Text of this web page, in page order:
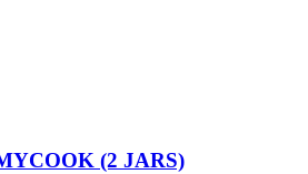
(2 JARS)